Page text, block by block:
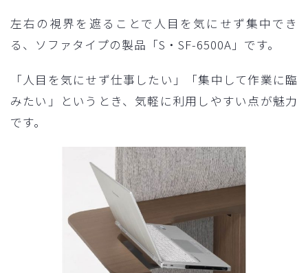
左右の視界を遮ることで人目を気にせず集中でき
る、ソファタイプの製品「S・SF-6500A」です。
「人目を気にせず仕事したい」「集中して作業に臨
みたい」というとき、気軽に利用しやすい点が魅力
です。